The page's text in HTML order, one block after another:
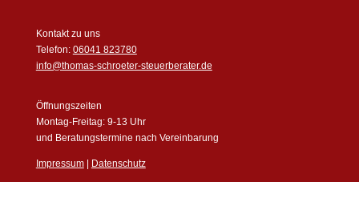
Kontakt zu uns
Telefon: 06041 823780
info@thomas-schroeter-steuerberater.de
Öffnungszeiten
Montag-Freitag: 9-13 Uhr
und Beratungstermine nach Vereinbarung
Impressum| Datenschutz